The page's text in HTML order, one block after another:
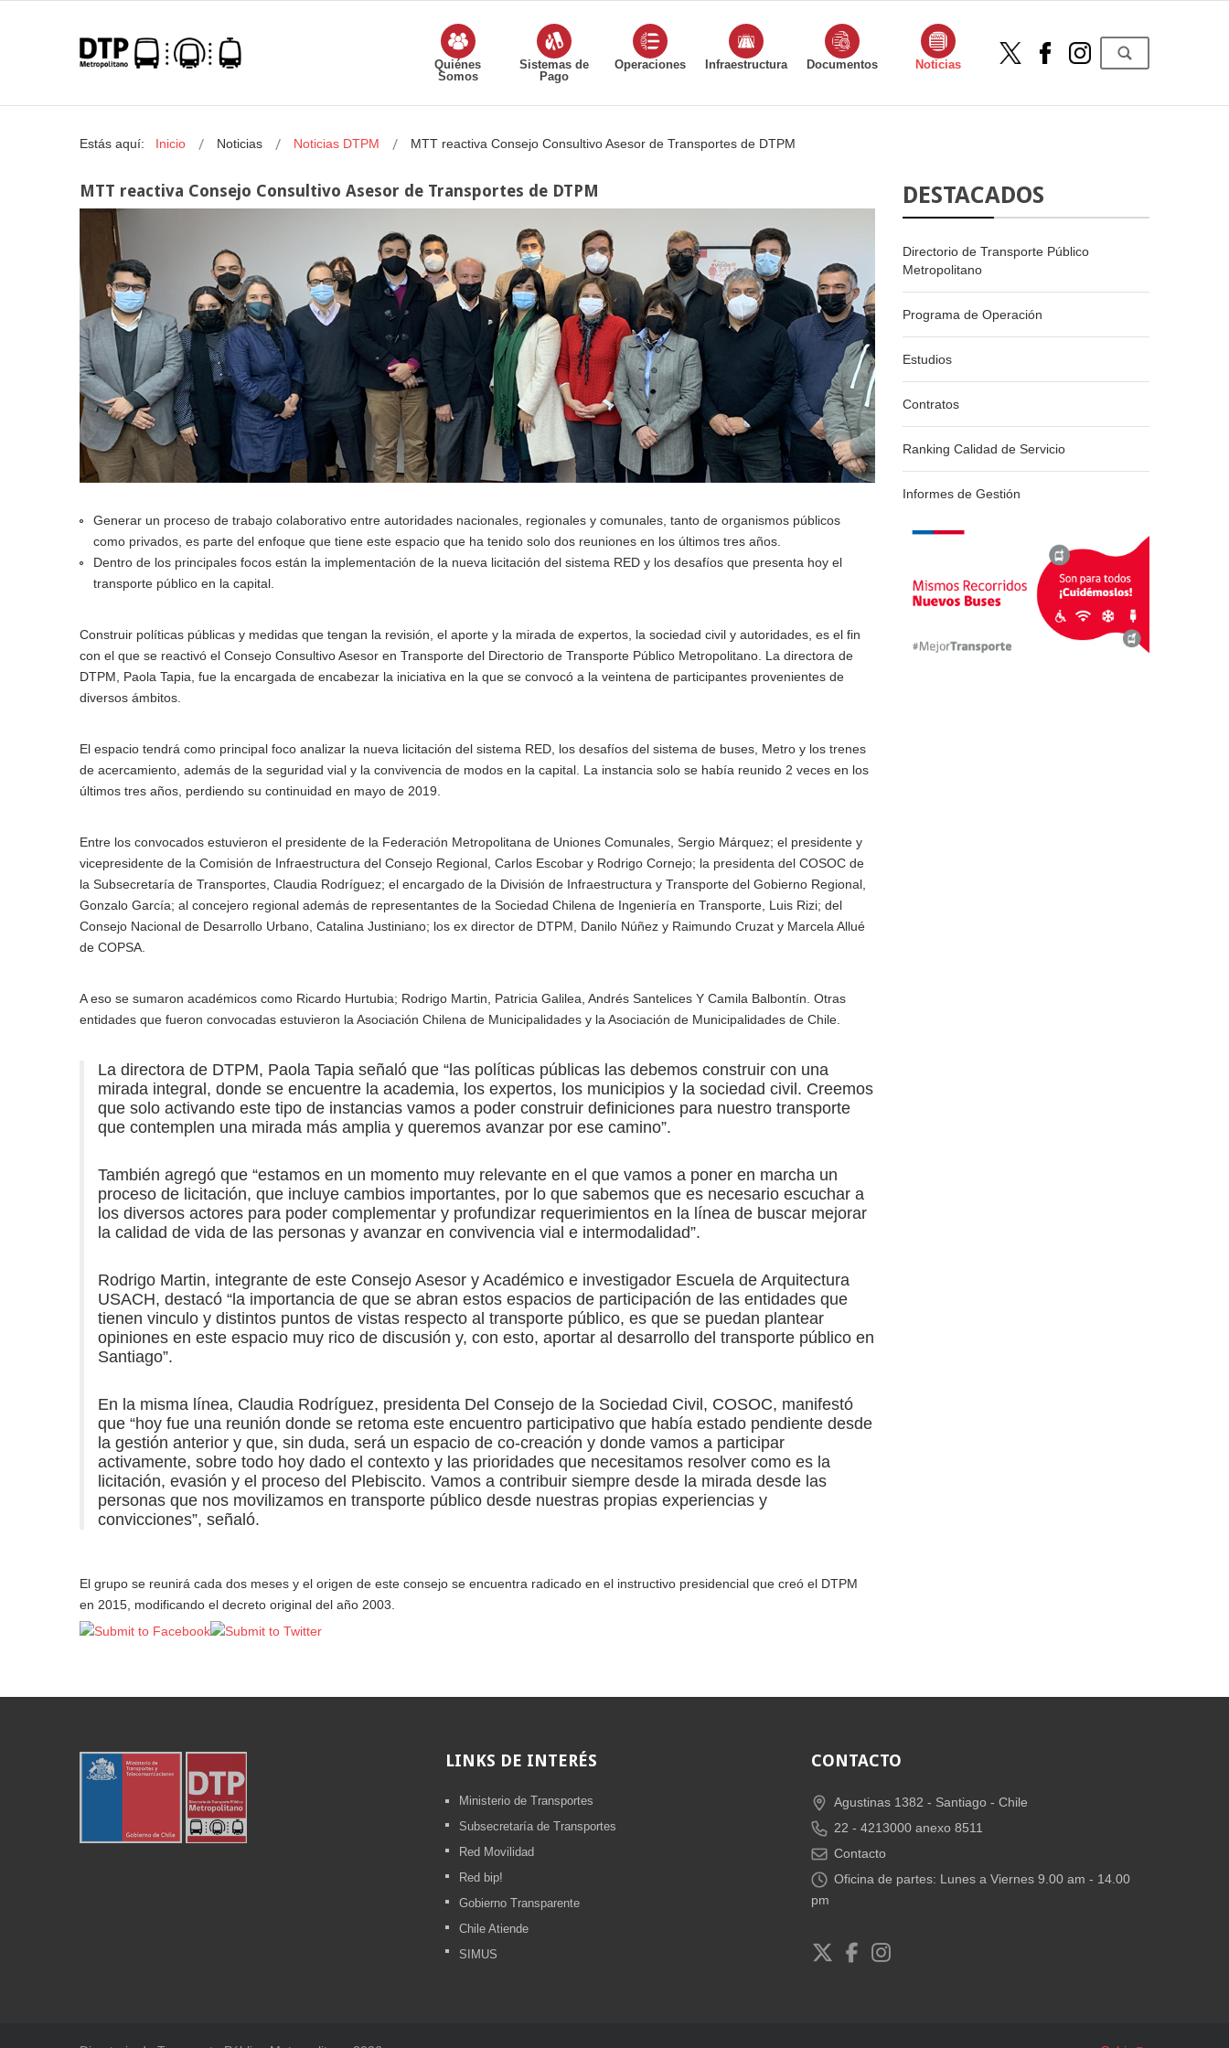
Quiénes
Somos
Sistemas de
Pago
Operaciones Infraestructura Documentos Noticias
Estás aquí: Inicio Noticias Noticias DTPM MTT reactiva Consejo Consultivo Asesor de Transportes de DTPM
MTT reactiva Consejo Consultivo Asesor de Transportes de DTPM
Generar un proceso de trabajo colaborativo entre autoridades nacionales, regionales y comunales, tanto de organismos públicos
como privados, es parte del enfoque que tiene este espacio que ha tenido solo dos reuniones en los últimos tres años.
Dentro de los principales focos están la implementación de la nueva licitación del sistema RED y los desafíos que presenta hoy el
transporte público en la capital.
Construir políticas públicas y medidas que tengan la revisión, el aporte y la mirada de expertos, la sociedad civil y autoridades, es el fin
con el que se reactivó el Consejo Consultivo Asesor en Transporte del Directorio de Transporte Público Metropolitano. La directora de
DTPM, Paola Tapia, fue la encargada de encabezar la iniciativa en la que se convocó a la veintena de participantes provenientes de
diversos ámbitos.
El espacio tendrá como principal foco analizar la nueva licitación del sistema RED, los desafíos del sistema de buses, Metro y los trenes
de acercamiento, además de la seguridad vial y la convivencia de modos en la capital. La instancia solo se había reunido 2 veces en los
últimos tres años, perdiendo su continuidad en mayo de 2019.
Entre los convocados estuvieron el presidente de la Federación Metropolitana de Uniones Comunales, Sergio Márquez; el presidente y
vicepresidente de la Comisión de Infraestructura del Consejo Regional, Carlos Escobar y Rodrigo Cornejo; la presidenta del COSOC de
la Subsecretaría de Transportes, Claudia Rodríguez; el encargado de la División de Infraestructura y Transporte del Gobierno Regional,
Gonzalo García; al concejero regional además de representantes de la Sociedad Chilena de Ingeniería en Transporte, Luis Rizi; del
Consejo Nacional de Desarrollo Urbano, Catalina Justiniano; los ex director de DTPM, Danilo Núñez y Raimundo Cruzat y Marcela Allué
de COPSA.
A eso se sumaron académicos como Ricardo Hurtubia; Rodrigo Martin, Patricia Galilea, Andrés Santelices Y Camila Balbontín. Otras
entidades que fueron convocadas estuvieron la Asociación Chilena de Municipalidades y la Asociación de Municipalidades de Chile.
La directora de DTPM, Paola Tapia señaló que “las políticas públicas las debemos construir con una
mirada integral, donde se encuentre la academia, los expertos, los municipios y la sociedad civil. Creemos
que solo activando este tipo de instancias vamos a poder construir definiciones para nuestro transporte
que contemplen una mirada más amplia y queremos avanzar por ese camino”.
También agregó que “estamos en un momento muy relevante en el que vamos a poner en marcha un
proceso de licitación, que incluye cambios importantes, por lo que sabemos que es necesario escuchar a
los diversos actores para poder complementar y profundizar requerimientos en la línea de buscar mejorar
la calidad de vida de las personas y avanzar en convivencia vial e intermodalidad”.
Rodrigo Martin, integrante de este Consejo Asesor y Académico e investigador Escuela de Arquitectura
USACH, destacó “la importancia de que se abran estos espacios de participación de las entidades que
tienen vinculo y distintos puntos de vistas respecto al transporte público, es que se puedan plantear
opiniones en este espacio muy rico de discusión y, con esto, aportar al desarrollo del transporte público en
Santiago”.
En la misma línea, Claudia Rodríguez, presidenta Del Consejo de la Sociedad Civil, COSOC, manifestó
que “hoy fue una reunión donde se retoma este encuentro participativo que había estado pendiente desde
la gestión anterior y que, sin duda, será un espacio de co-creación y donde vamos a participar
activamente, sobre todo hoy dado el contexto y las prioridades que necesitamos resolver como es la
licitación, evasión y el proceso del Plebiscito. Vamos a contribuir siempre desde la mirada desde las
personas que nos movilizamos en transporte público desde nuestras propias experiencias y
convicciones”, señaló.
El grupo se reunirá cada dos meses y el origen de este consejo se encuentra radicado en el instructivo presidencial que creó el DTPM
en 2015, modificando el decreto original del año 2003.
DESTACADOS
Directorio de Transporte Público
Metropolitano
Programa de Operación
Estudios
Contratos
Ranking Calidad de Servicio
Informes de Gestión
LINKS DE INTERÉS
Ministerio de Transportes
Subsecretaría de Transportes
Red Movilidad
Red bip!
Gobierno Transparente
Chile Atiende
SIMUS
CONTACTO
Agustinas 1382 - Santiago - Chile
22 - 4213000 anexo 8511
Contacto
Oficina de partes: Lunes a Viernes 9.00 am - 14.00
pm